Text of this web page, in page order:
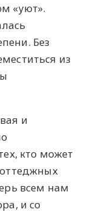
«уют».
Без
из
и
кто может
всем нам
и со